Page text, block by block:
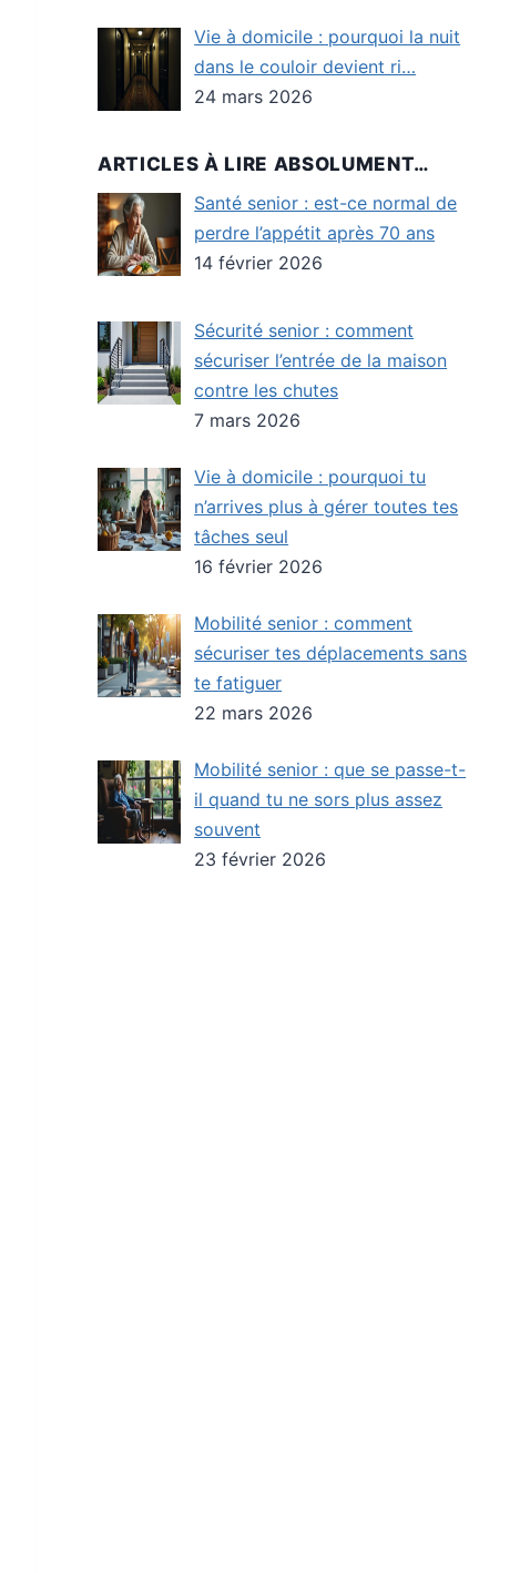
Vie à domicile : pourquoi la nuit
dans le couloir devient ri…
24 mars 2026
ARTICLES À LIRE ABSOLUMENT…
Santé senior : est-ce normal de
perdre l’appétit après 70 ans
14 février 2026
Sécurité senior : comment
sécuriser l’entrée de la maison
contre les chutes
7 mars 2026
Vie à domicile : pourquoi tu
n’arrives plus à gérer toutes tes
tâches seul
16 février 2026
Mobilité senior : comment
sécuriser tes déplacements sans
te fatiguer
22 mars 2026
Mobilité senior : que se passe-t-
il quand tu ne sors plus assez
souvent
23 février 2026